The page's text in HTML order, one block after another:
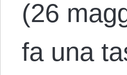
(26
fa una